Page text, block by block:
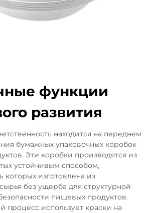
функции
развития
находится на переднем
бумажных упаковочных коробок
Эти коробки производятся из
устойчивым способом,
которых изготовлена из
без ущерба для структурной
пищевых продуктов.
процесс использует краски на